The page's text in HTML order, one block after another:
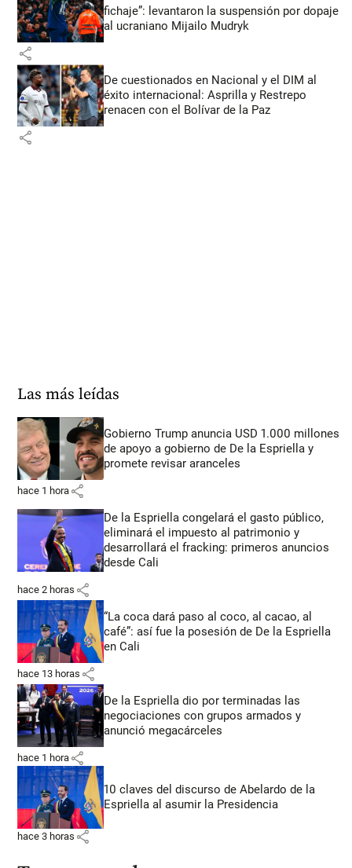
fichaje”: levantaron la suspensión por dopaje
al ucraniano Mijailo Mudryk
share
De cuestionados en Nacional y el DIM al
éxito internacional: Asprilla y Restrepo
renacen con el Bolívar de la Paz
share
Las más leídas
Gobierno Trump anuncia USD 1.000 millones
de apoyo a gobierno de De la Espriella y
promete revisar aranceles
hace 1 hora share
De la Espriella congelará el gasto público,
eliminará el impuesto al patrimonio y
desarrollará el fracking: primeros anuncios
desde Cali
hace 2 horas share
“La coca dará paso al coco, al cacao, al
café”: así fue la posesión de De la Espriella
en Cali
hace 13 horas share
De la Espriella dio por terminadas las
negociaciones con grupos armados y
anunció megacárceles
hace 1 hora share
10 claves del discurso de Abelardo de la
Espriella al asumir la Presidencia
hace 3 horas share